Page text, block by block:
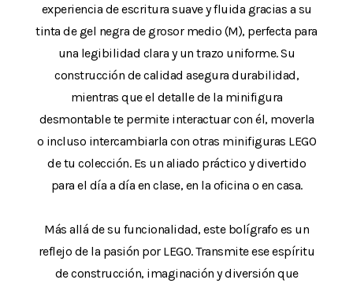
experiencia de escritura suave y fluida gracias a su
tinta de gel negra de grosor medio (M), perfecta para
una legibilidad clara y un trazo uniforme. Su
construcción de calidad asegura durabilidad,
mientras que el detalle de la minifigura
desmontable te permite interactuar con él, moverla
o incluso intercambiarla con otras minifiguras LEGO
de tu colección. Es un aliado práctico y divertido
para el día a día en clase, en la oficina o en casa.
Más allá de su funcionalidad, este bolígrafo es un
reflejo de la pasión por LEGO. Transmite ese espíritu
de construcción, imaginación y diversión que